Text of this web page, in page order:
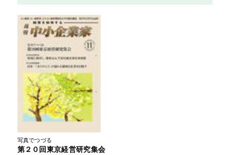
写真でつづる
第２０回東京経営研究集会